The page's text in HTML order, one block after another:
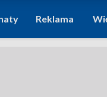
Reklama